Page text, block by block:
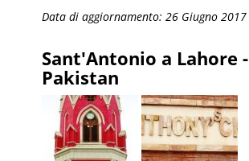
Data di aggiornamento: 26 Giugno 2017
Sant'Antonio a Lahore -
Pakistan